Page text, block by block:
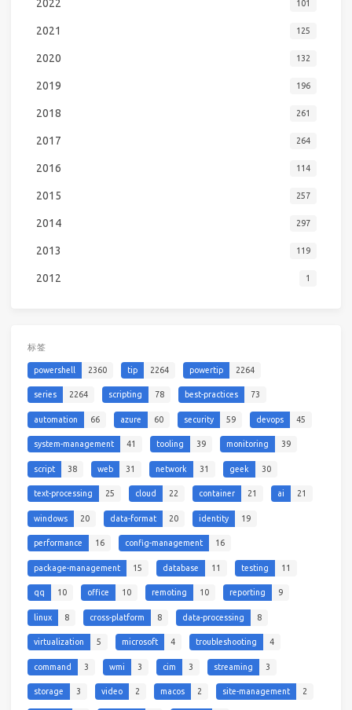
2022 101
2021 125
2020 132
2019 196
2018 261
2017 264
2016 114
2015 257
2014 297
2013 119
2012 1
标签
powershell 2360 tip 2264 powertip 2264
series 2264 scripting 78 best-practices 73
automation 66 azure 60 security 59 devops 45
system-management 41 tooling 39 monitoring 39
script 38 web 31 network 31 geek 30
text-processing 25 cloud 22 container 21 ai 21
windows 20 data-format 20 identity 19
performance 16 config-management 16
package-management 15 database 11 testing 11
qq 10 office 10 remoting 10 reporting 9
linux 8 cross-platform 8 data-processing 8
virtualization 5 microsoft 4 troubleshooting 4
command 3 wmi 3 cim 3 streaming 3
storage 3 video 2 macos 2 site-management 2